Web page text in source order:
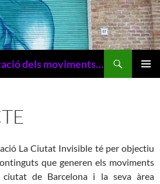
Centre de Documentació dels moviments socials la Ciutat Invisible
La Ciutat Invisible té per objectiu
que generen els moviments
de Barcelona i la seva àrea